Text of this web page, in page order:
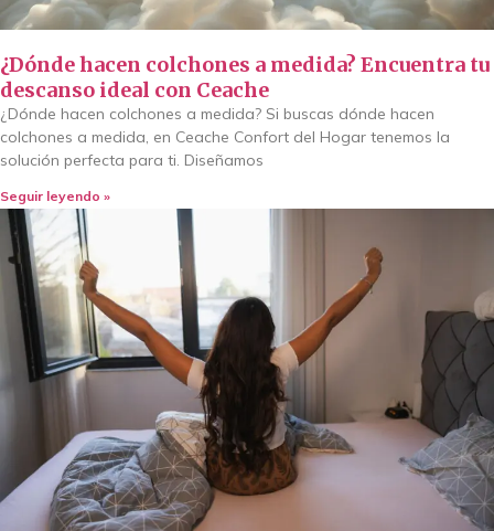
¿Dónde hacen colchones a medida? Encuentra tu
descanso ideal con Ceache
¿Dónde hacen colchones a medida? Si buscas dónde hacen
colchones a medida, en Ceache Confort del Hogar tenemos la
solución perfecta para ti. Diseñamos
Seguir leyendo »